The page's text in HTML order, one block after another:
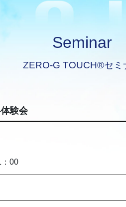
Seminar
ZERO-G TOUCH®セミ
験会
00